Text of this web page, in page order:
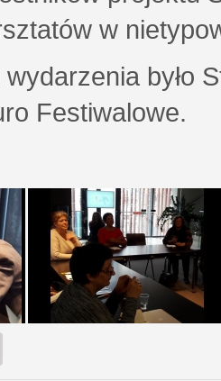
w
było
Festiwalowe.